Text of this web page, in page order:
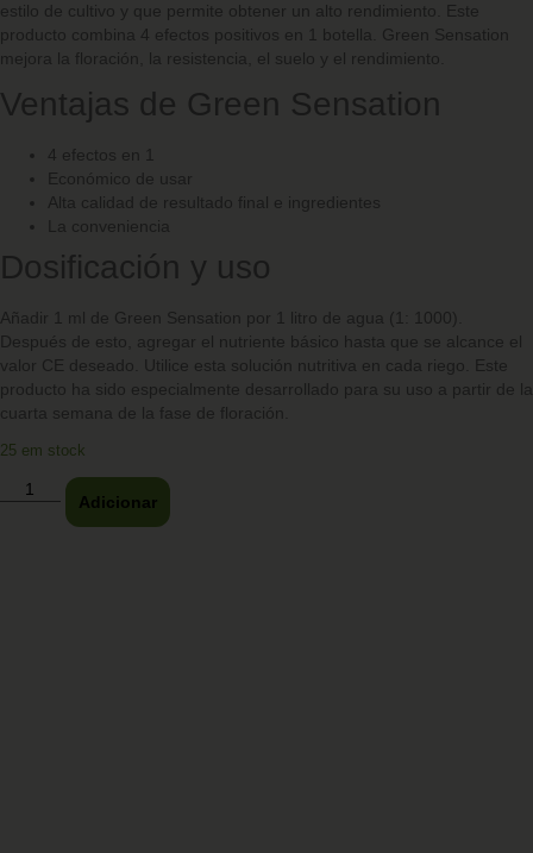
estilo de cultivo y que permite obtener un alto rendimiento. Este
producto combina 4 efectos positivos en 1 botella
. Green Sensation
mejora la floración, la resistencia, el suelo y el rendimiento.
Ventajas de Green Sensation
4 efectos en 1
Económico de usar
Alta calidad de resultado final e ingredientes
La conveniencia
Dosificación y uso
Añadir 1 ml de Green Sensation por 1 litro de agua (1: 1000).
Después de esto, agregar el nutriente básico hasta que se alcance el
valor CE deseado. Utilice esta solución nutritiva en cada riego. Este
producto ha sido especialmente desarrollado para su uso a partir de la
cuarta semana de la fase de floración.
25 em stock
Adicionar